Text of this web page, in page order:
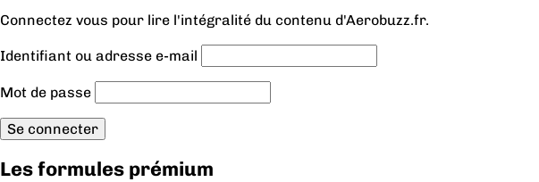
Connectez vous pour lire l'intégralité du contenu d'Aerobuzz.fr.
Identifiant ou adresse e-mail
Mot de passe
Les formules prémium